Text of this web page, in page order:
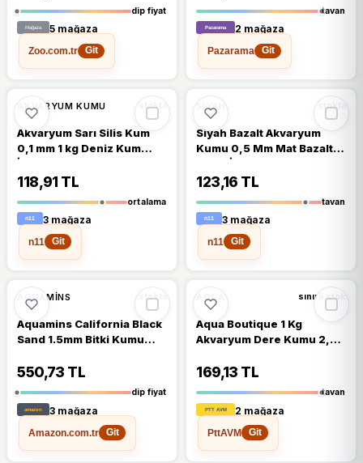
dip fiyat
5 mağaza
Zoo.com.tr
Git
tavan
2 mağaza
Pazarama
Git
%27 🔥 %27 DÜŞTÜ
AKVARYUM KUMU stokta
Akvaryum Sarı Silis Kum
0,1 mm 1 kg Deniz Kum
İnce
118,91 TL
ortalama
3 mağaza
n11
Git
%25 %25 DÜŞTÜ
SIYAH stokta
Siyah Bazalt Akvaryum
Kumu 0,5 Mm Mat Bazalt
Siyah İnce 1 Kg
123,16 TL
tavan
3 mağaza
n11
Git
%33 %33 DÜŞTÜ
AQUAMINS stokta
Aquamins California Black
Sand 1.5mm Bitki Kumu
550,73 TL
dip fiyat
3 mağaza
Amazon.com.tr
Git
AQUA sınırlı stok
Aqua Boutique 1 Kg
Akvaryum Dere Kumu 2,5
169,13 TL
tavan
2 mağaza
PttAVM
Git